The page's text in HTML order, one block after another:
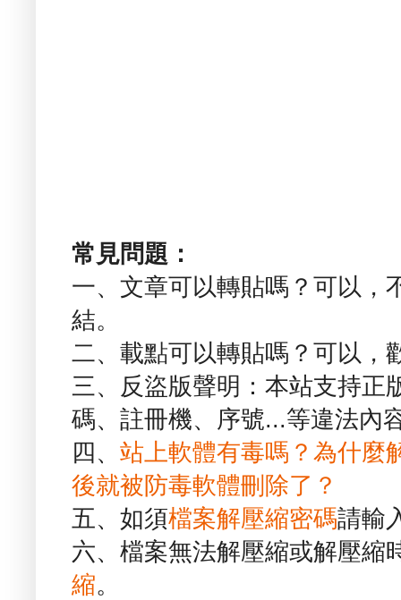
常見問題：
一、文章可以轉貼嗎？可以，
結。
二、載點可以轉貼嗎？可以，
三、反盜版聲明：本站支持正
碼、註冊機、序號...等違法內
四、 站上軟體有毒嗎？為什麼
後就被防毒軟體刪除了？
五、如須檔案解壓縮密碼請輸
六、檔案無法解壓縮或解壓縮
縮。